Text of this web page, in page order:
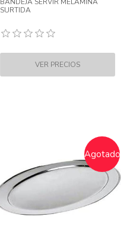
SURTIDA
Agotado